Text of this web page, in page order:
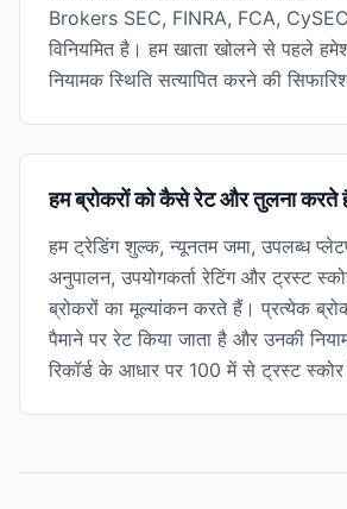
Brokers SEC, FINRA, FCA, CySEC,
विनियमित है। हम खाता खोलने से पहले
नियामक स्थिति सत्यापित करने की
हम ब्रोकरों को कैसे रेट और तुलना करते
हम ट्रेडिंग शुल्क, न्यूनतम जमा, उपलब्ध
अनुपालन, उपयोगकर्ता रेटिंग और ट्रस्ट
ब्रोकरों का मूल्यांकन करते हैं। प्रत्येक
पैमाने पर रेट किया जाता है और उनकी
रिकॉर्ड के आधार पर 100 में से ट्रस्ट स्कोर